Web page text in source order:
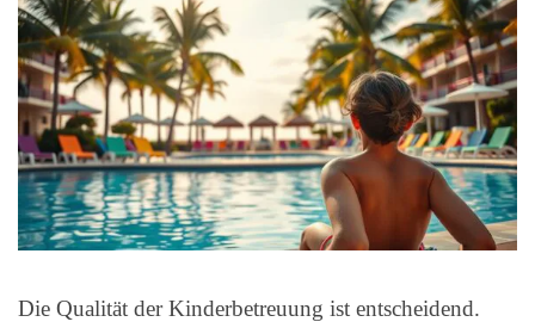
Die Qualität der Kinderbetreuung ist entscheidend.